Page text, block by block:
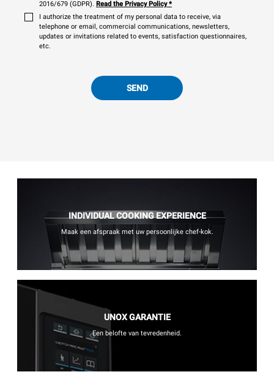
2016/679 (GDPR). Read the Privacy Policy*
I authorize the treatment of my personal data to receive, via
telephone or email, commercial communications, newsletters,
updates or invitations related to events, satisfaction questionnaires,
etc.
SEND
INDIVIDUAL COOKING EXPERIENCE
Maak een afspraak met uw persoonlijke chef-kok.
UNOX GARANTIE
Een belofte van tevredenheid.